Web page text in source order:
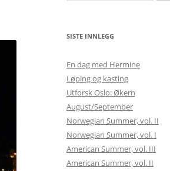
etter:
SISTE INNLEGG
En dag med Hermine
Løping og kasting
Utforsk Oslo: Økern
August/September
Norwegian Summer, vol. II
Norwegian Summer, vol. I
American Summer, vol. III
American Summer, vol. II